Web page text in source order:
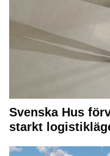
Svenska Hus
starkt